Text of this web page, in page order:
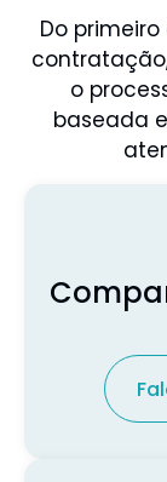
Do
o
baseada